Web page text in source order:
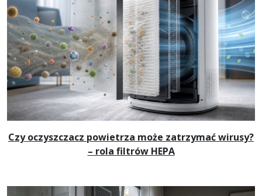
Czy oczyszczacz powietrza może zatrzymać wirusy?
– rola filtrów HEPA